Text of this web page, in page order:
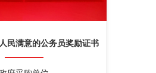
民满意的公务员奖励证书